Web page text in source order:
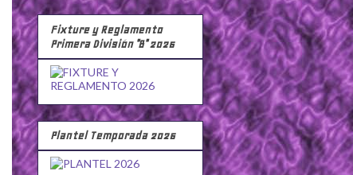
Fixture y Reglamento
Primera División "B" 2026
Plantel Temporada 2026